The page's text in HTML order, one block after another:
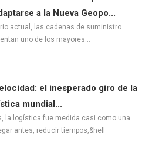
a la Nueva Geopo...
actual, las cadenas de suministro
uno de los mayores…
el inesperado giro de la
mundial...
la logística fue medida casi como una
antes, reducir tiempos,&hell